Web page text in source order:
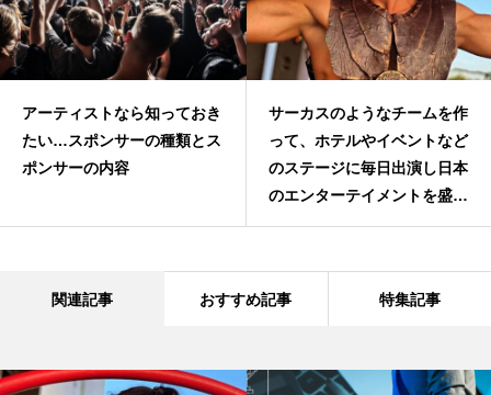
アーティストなら知っておき
たい…スポンサーの種類とス
ポンサーの内容
サーカスのようなチームを作
って、ホテルやイベントなど
のステージに毎日出演し日本
のエンターテイメントを盛り
上げていく事を目指すパフォ
Bakshesh（オミッド・バク
シェシュ）がFind-FCにアー
関連記事 おすすめ記事 特集記事